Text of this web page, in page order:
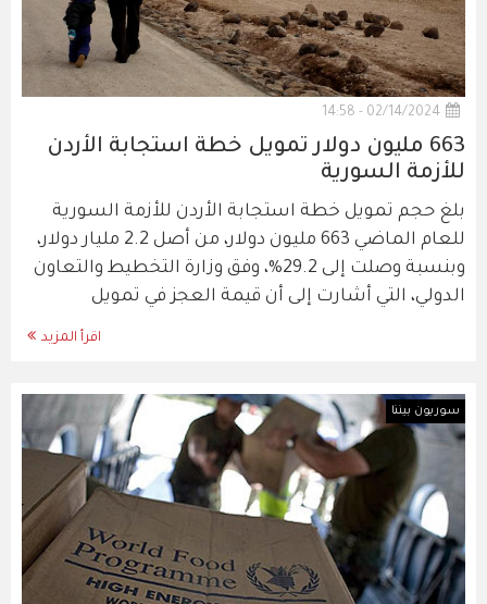
02/14/2024 - 14:58
663 مليون دولار تمويل خطة استجابة الأردن
للأزمة السورية
بلغ حجم تمويل خطة استجابة الأردن للأزمة السورية
للعام الماضي 663 مليون دولار، من أصل 2.2 مليار دولار،
وبنسبة وصلت إلى 29.2%، وفق وزارة التخطيط والتعاون
الدولي، التي أشارت إلى أن قيمة العجز في تمويل
اقرأ المزيد
سوريون بيننا